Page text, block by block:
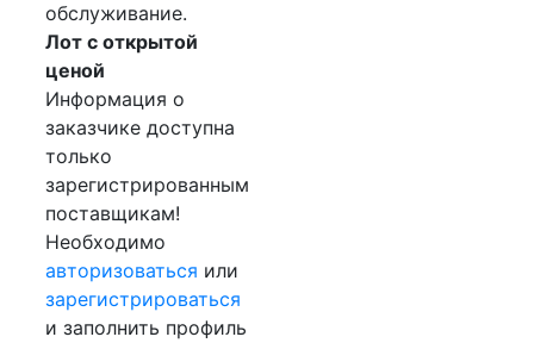
обслуживание.
Лот с открытой
ценой
Информация о
заказчике доступна
только
зарегистрированным
поставщикам!
Необходимо
авторизоваться или
зарегистрироваться
и заполнить профиль